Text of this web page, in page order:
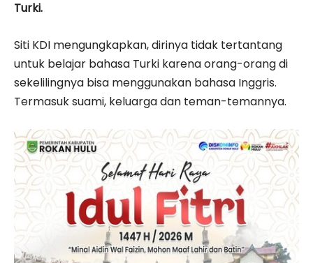
Turki.
Siti KDI mengungkapkan, dirinya tidak tertantang
untuk belajar bahasa Turki karena orang-orang di
sekelilingnya bisa menggunakan bahasa Inggris.
Termasuk suami, keluarga dan teman-temannya.